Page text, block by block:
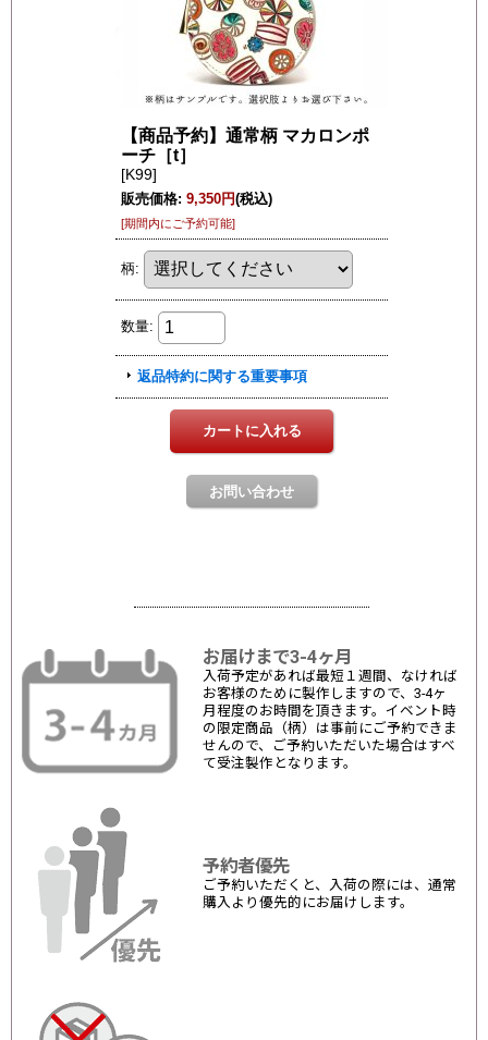
お届けまで3-4ヶ月
入荷予定があれば最短１週間、なければ
お客様のために製作しますので、3-4ヶ
月程度のお時間を頂きます。イベント時
の限定商品（柄）は事前にご予約できま
せんので、ご予約いただいた場合はすべ
て受注製作となります。
予約者優先
ご予約いただくと、入荷の際には、通常
購入より優先的にお届けします。